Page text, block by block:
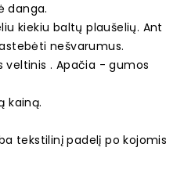
danga.
kiekiu baltų plaušelių. Ant
nešvarumus.
. Apačia - gumos
kainą.
tekstilinį padelį po kojomis